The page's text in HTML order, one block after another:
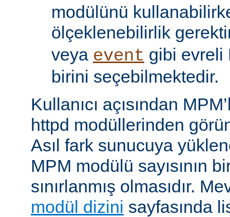
modülünü
ölçeklenebilirlik
veya event gibi evreli
birini seçebilmektedir.
Kullanıcı açısından
httpd modüllerinden
Asıl fark sunucuya
MPM modülü sayısının
sınırlanmış olmasıdır.
modül dizini sayfasında